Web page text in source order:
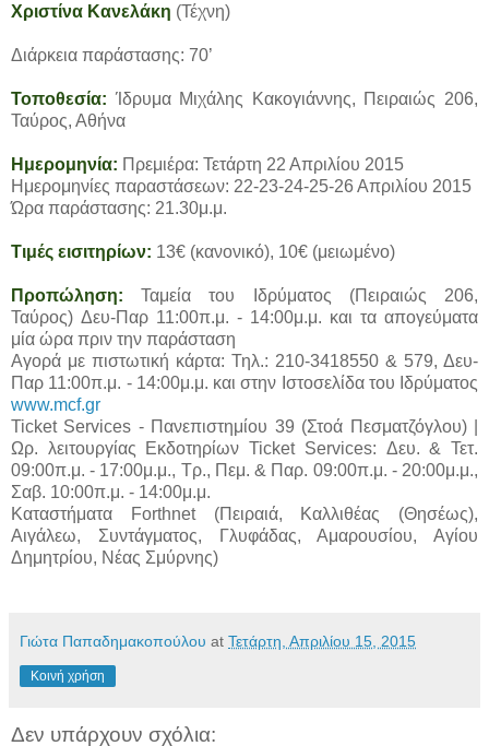
Χριστίνα Κανελάκη (Τέχνη)
Διάρκεια παράστασης: 70’
Τοποθεσία: Ίδρυμα Μιχάλης Κακογιάννης, Πειραιώς 206,
Ταύρος, Αθήνα
Ημερομηνία: Πρεμιέρα: Τετάρτη 22 Απριλίου 2015
Ημερομηνίες παραστάσεων: 22-23-24-25-26 Απριλίου 2015
Ώρα παράστασης: 21.30μ.μ.
Τιμές εισιτηρίων: 13€ (κανονικό), 10€ (μειωμένο)
Προπώληση:
Ταμεία του Ιδρύματος (Πειραιώς 206,
Ταύρος) Δευ-Παρ 11:00π.μ. - 14:00μ.μ. και τα απογεύματα
μία ώρα πριν την παράσταση
Αγορά με πιστωτική κάρτα: Τηλ.: 210-3418550 & 579, Δευ-
Παρ 11:00π.μ. - 14:00μ.μ. και στην Ιστοσελίδα του Ιδρύματος
www.mcf.gr
Ticket Services - Πανεπιστημίου 39 (Στοά Πεσματζόγλου) |
Ωρ. λειτουργίας Εκδοτηρίων Ticket Services: Δευ. & Τετ.
09:00π.μ. - 17:00μ.μ., Τρ., Πεμ. & Παρ. 09:00π.μ. - 20:00μ.μ.,
Σαβ. 10:00π.μ. - 14:00μ.μ.
Καταστήματα Forthnet (Πειραιά, Καλλιθέας (Θησέως),
Αιγάλεω, Συντάγματος, Γλυφάδας, Αμαρουσίου, Αγίου
Δημητρίου, Νέας Σμύρνης)
Γιώτα Παπαδημακοπούλου at Τετάρτη, Απριλίου 15, 2015
Κοινή χρήση
Δεν υπάρχουν σχόλια: